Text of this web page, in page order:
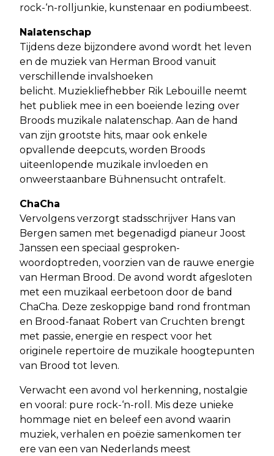
rock-‘n-rolljunkie, kunstenaar en podiumbeest.
Nalatenschap
Tijdens deze bijzondere avond wordt het leven
en de muziek van Herman Brood vanuit
verschillende invalshoeken
belicht. Muziekliefhebber Rik Lebouille neemt
het publiek mee in een boeiende lezing over
Broods muzikale nalatenschap. Aan de hand
van zijn grootste hits, maar ook enkele
opvallende deepcuts, worden Broods
uiteenlopende muzikale invloeden en
onweerstaanbare Bühnensucht ontrafelt.
ChaCha
Vervolgens verzorgt stadsschrijver Hans van
Bergen samen met begenadigd pianeur Joost
Janssen een speciaal gesproken-
woordoptreden, voorzien van de rauwe energie
van Herman Brood. De avond wordt afgesloten
met een muzikaal eerbetoon door de band
ChaCha. Deze zeskoppige band rond frontman
en Brood-fanaat Robert van Cruchten brengt
met passie, energie en respect voor het
originele repertoire de muzikale hoogtepunten
van Brood tot leven.
Verwacht een avond vol herkenning, nostalgie
en vooral: pure rock-‘n-roll. Mis deze unieke
hommage niet en beleef een avond waarin
muziek, verhalen en poëzie samenkomen ter
ere van een van Nederlands meest